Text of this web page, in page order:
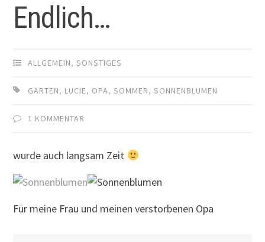
Endlich…
ALLGEMEIN,SONSTIGES
GARTEN, LUCIE, OPA,SOMMER,SONNENBLUMEN
1 KOMMENTAR
wurde auch langsam Zeit
Für meine Frau und meinen verstorbenen Opa